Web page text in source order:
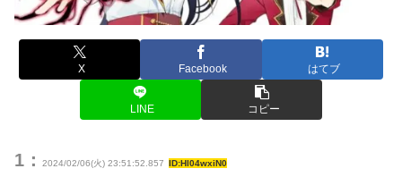
X Facebook はてブ
LINE コピー
1： 2024/02/06(火) 23:51:52.857 ID:Hl04wxiN0